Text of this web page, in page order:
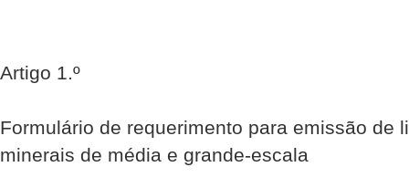
Artigo 1.º
Formulário de requerimento para emissão de
minerais de média e grande-escala